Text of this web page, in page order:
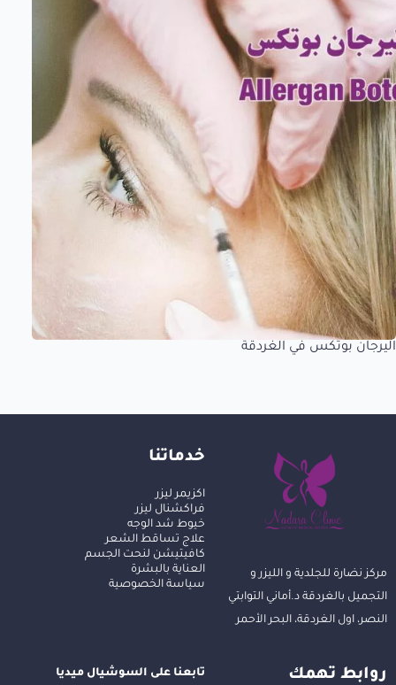
اليرجان بوتكس في الغردقة
مركز نضارة للجلدية و الليزر و
التجميل بالغردقة د.أماني التوابتي
النصر، اول الغردقة، البحر الأحمر
خدماتنا
اكزيمر ليزر
فراكشنال ليزر
خيوط شد الوجه
علاج تساقط الشعر
كافيتيشن لنحت الجسم
العناية بالبشرة
سياسة الخصوصية
روابط تهمك تابعنا على السوشيال ميديا